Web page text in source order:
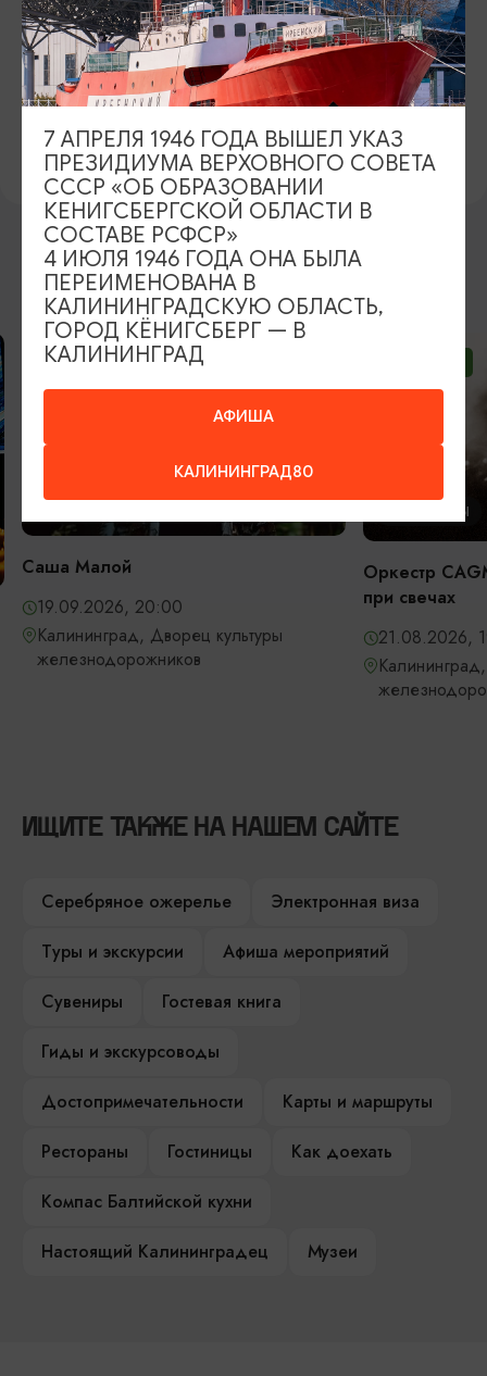
ОФИЦИАЛЬНЫЙ САЙТ
https://бранден.рф/
https://vk.com/zamok_brandenburg
ВОЗМОЖНО ВАС ЗАИНТЕРЕСУЕТ
ОТ 1750₽
КОНЦЕРТЫ
Саша Малой
19.09.2026, 20:00
Калининград, Дворец культуры
железнодорожников
КОНЦЕРТЫ
Оркестр
при свечах
21.08.2026,
ИЩИТЕ ТАКЖЕ НА НАШЕМ САЙТЕ
Серебряное ожерелье
Электронная виза
Туры и экскурсии
Афиша мероприятий
Сувениры
Гостевая книга
Гиды и экскурсоводы
Достопримечательности
Карты и маршруты
Рестораны
Гостиницы
Как доехать
Компас Балтийской кухни
Настоящий Калининградец
Музеи
АФИША
КАЛИНИНГРАД80
7 АПРЕЛЯ 1946 ГОДА ВЫШЕЛ УКАЗ
ПРЕЗИДИУМА ВЕРХОВНОГО СОВЕТА
СССР «ОБ ОБРАЗОВАНИИ
КЕНИГСБЕРГСКОЙ ОБЛАСТИ В
СОСТАВЕ РСФСР»
4 ИЮЛЯ 1946 ГОДА ОНА БЫЛА
ПЕРЕИМЕНОВАНА В
КАЛИНИНГРАДСКУЮ ОБЛАСТЬ,
ГОРОД КЁНИГСБЕРГ — В
КАЛИНИНГРАД